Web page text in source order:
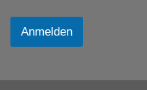
Anmelden